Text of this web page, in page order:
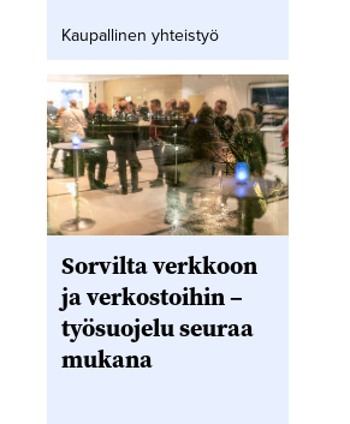
Kaupallinen yhteistyö
Sorvilta verkkoon
ja verkostoihin –
työsuojelu seuraa
mukana